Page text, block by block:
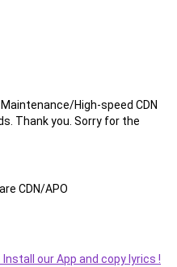
High-speed CDN
Thank you. Sorry for the
CDN/APO
our App and copy lyrics !